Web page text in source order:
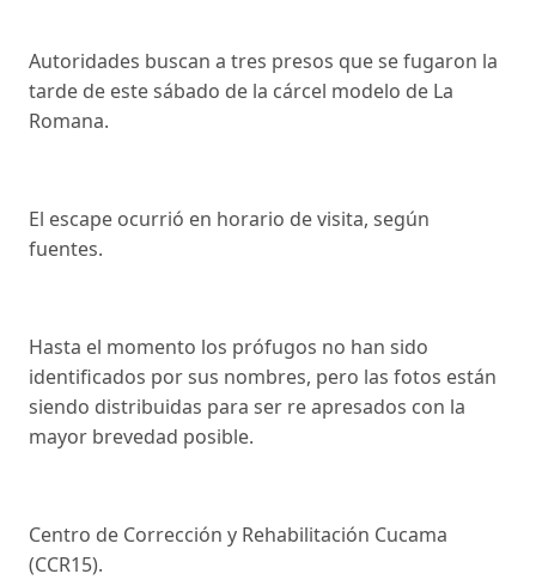
Autoridades buscan a tres presos que se fugaron la
tarde de este sábado de la cárcel modelo de La
Romana.
El escape ocurrió en horario de visita, según
fuentes.
Hasta el momento los prófugos no han sido
identificados por sus nombres, pero las fotos están
siendo distribuidas para ser re apresados con la
mayor brevedad posible.
Centro de Corrección y Rehabilitación Cucama
(CCR15).